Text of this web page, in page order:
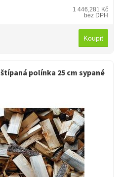
1 446,281 Kč
bez DPH
Koupit
polínka 25 cm sypané